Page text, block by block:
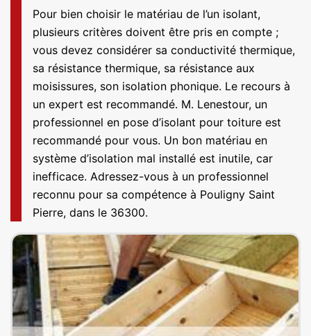
Pour bien choisir le matériau de l’un isolant,
plusieurs critères doivent être pris en compte ;
vous devez considérer sa conductivité thermique,
sa résistance thermique, sa résistance aux
moisissures, son isolation phonique. Le recours à
un expert est recommandé. M. Lenestour, un
professionnel en pose d’isolant pour toiture est
recommandé pour vous. Un bon matériau en
système d’isolation mal installé est inutile, car
inefficace. Adressez-vous à un professionnel
reconnu pour sa compétence à Pouligny Saint
Pierre, dans le 36300.